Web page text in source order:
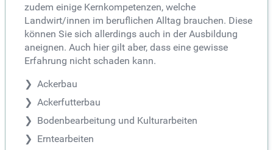
zudem einige Kernkompetenzen, welche
Landwirt/innen im beruflichen Alltag brauchen. Diese
können Sie sich allerdings auch in der Ausbildung
aneignen. Auch hier gilt aber, dass eine gewisse
Erfahrung nicht schaden kann.
Ackerbau
Ackerfutterbau
Bodenbearbeitung und Kulturarbeiten
Erntearbeiten